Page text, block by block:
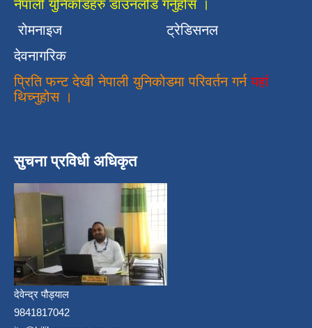
नेपाली युनिकोडहरु डाउनलोड गर्नुहोस ।
रोमनाइज
ट्रेडिसनल
देवनागरिक
प्रिति फन्ट देखी नेपाली युनिकोडमा परिवर्तन गर्न यहां
थिच्नुहोस ।
सुचना प्रविधी अधिकृत
देवेन्द्र पौड्याल
9841817042